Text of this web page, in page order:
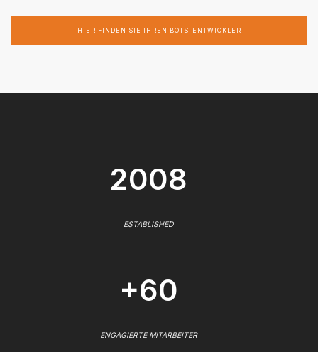
HIER FINDEN SIE IHREN BOTS-ENTWICKLER
2008
ESTABLISHED
+60
ENGAGIERTE MITARBEITER